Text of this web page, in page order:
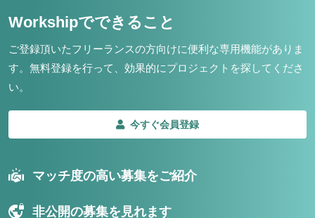
Workshipでできること
ご登録頂いたフリーランスの方向けに便利な専用機能がありま
す。 無料登録を行って、効果的にプロジェクトを探してくださ
い。
今すぐ会員登録
マッチ度の高い募集をご紹介
非公開の募集を見れます